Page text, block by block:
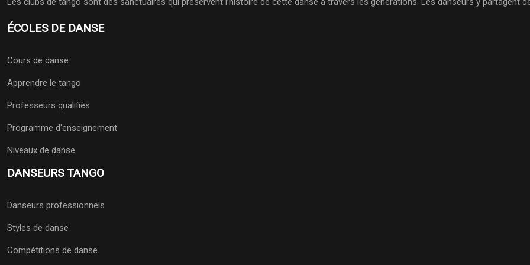
ÉCOLES DE DANSE
Cours de danse
Apprendre le tango
Professeurs qualifiés
Programme d'enseignement
Niveaux de danse
DANSEURS TANGO
Danseurs professionnels
Styles de danse
Compétitions de danse